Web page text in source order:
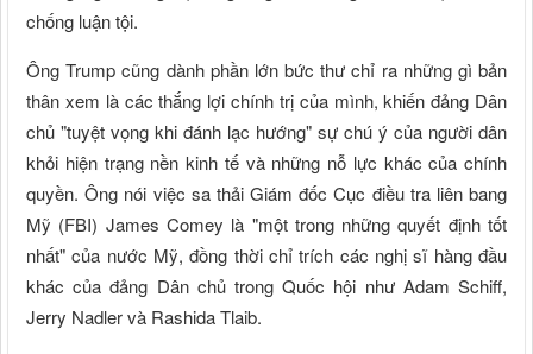
chống luận tội.
Ông Trump cũng dành phần lớn bức thư chỉ ra những gì bản
thân xem là các thắng lợi chính trị của mình, khiến đảng Dân
chủ "tuyệt vọng khi đánh lạc hướng" sự chú ý của người dân
khỏi hiện trạng nền kinh tế và những nỗ lực khác của chính
quyền. Ông nói việc sa thải Giám đốc Cục điều tra liên bang
Mỹ (FBI) James Comey là "một trong những quyết định tốt
nhất" của nước Mỹ, đồng thời chỉ trích các nghị sĩ hàng đầu
khác của đảng Dân chủ trong Quốc hội như Adam Schiff,
Jerry Nadler và Rashida Tlaib.